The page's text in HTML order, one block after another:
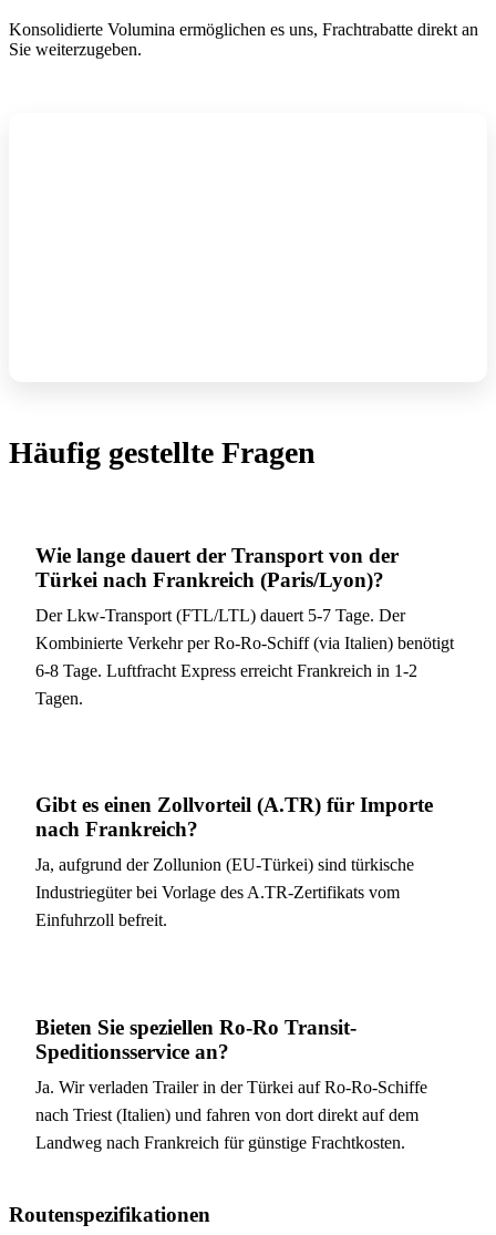
Konsolidierte Volumina ermöglichen es uns, Frachtrabatte direkt an
Sie weiterzugeben.
Häufig gestellte Fragen
Wie lange dauert der Transport von der
Türkei nach Frankreich (Paris/Lyon)?
Der Lkw-Transport (FTL/LTL) dauert 5-7 Tage. Der
Kombinierte Verkehr per Ro-Ro-Schiff (via Italien) benötigt
6-8 Tage. Luftfracht Express erreicht Frankreich in 1-2
Tagen.
Gibt es einen Zollvorteil (A.TR) für Importe
nach Frankreich?
Ja, aufgrund der Zollunion (EU-Türkei) sind türkische
Industriegüter bei Vorlage des A.TR-Zertifikats vom
Einfuhrzoll befreit.
Bieten Sie speziellen Ro-Ro Transit-
Speditionsservice an?
Ja. Wir verladen Trailer in der Türkei auf Ro-Ro-Schiffe
nach Triest (Italien) und fahren von dort direkt auf dem
Landweg nach Frankreich für günstige Frachtkosten.
Routenspezifikationen